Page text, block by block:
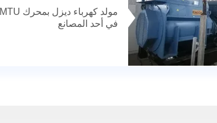
مولد كهرباء ديزل بمحرك MTU
في أحد المصانع